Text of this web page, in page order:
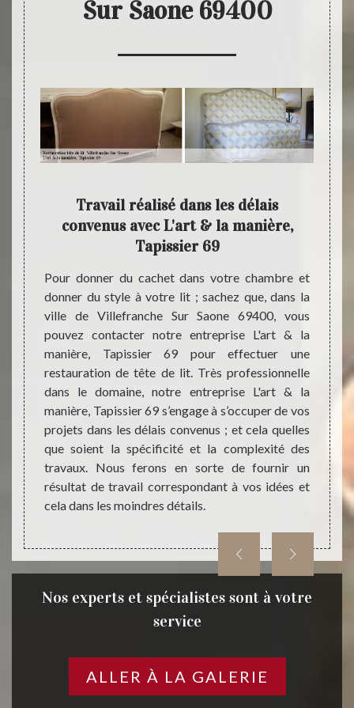
Sur Saone 69400
lit
& la
des
pour
à
&
de
en
de
Travail réalisé dans les délais
convenus avec L'art & la manière,
Tapissier 69
Pour donner du cachet dans votre chambre et
donner du style à votre lit ; sachez que, dans la
ville de Villefranche Sur Saone 69400, vous
pouvez contacter notre entreprise L'art & la
manière, Tapissier 69 pour effectuer une
restauration de tête de lit. Très professionnelle
dans le domaine, notre entreprise L'art & la
manière, Tapissier 69 s’engage à s’occuper de vos
projets dans les délais convenus ; et cela quelles
que soient la spécificité et la complexité des
travaux. Nous ferons en sorte de fournir un
résultat de travail correspondant à vos idées et
cela dans les moindres détails.
Si
tête
la
pour
Quel
lit :
Nos experts et spécialistes sont à votre
service
ALLER À LA GALERIE